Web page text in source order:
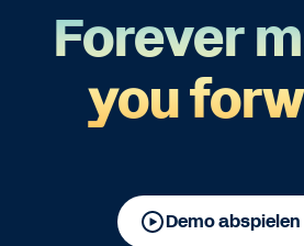
Forever
you
Demo